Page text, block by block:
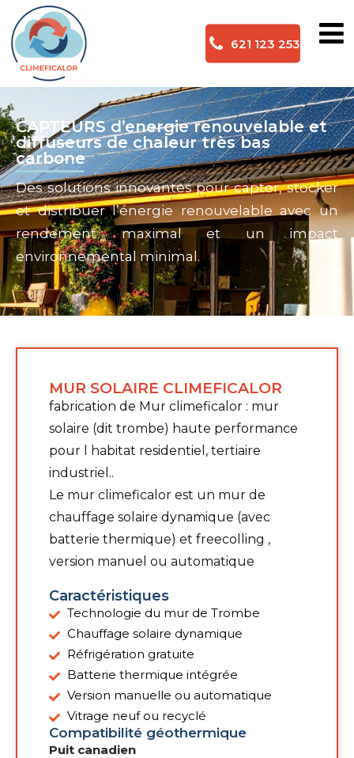
621 123 253
CAPTEURS d’energie renouvelable et
diffuseurs de chaleur très bas
carbone
Des solutions innovantes pour capter, stocker
et distribuer l’énergie renouvelable avec un
rendement maximal et un impact
environnemental minimal.
MUR SOLAIRE CLIMEFICALOR
fabrication de Mur climeficalor : mur
solaire (dit trombe) haute performance
pour l habitat residentiel, tertiaire
industriel..
Le mur climeficalor est un mur de
chauffage solaire dynamique (avec
batterie thermique) et freecolling ,
version manuel ou automatique
Caractéristiques
Technologie du mur de Trombe
Chauffage solaire dynamique
Réfrigération gratuite
Batterie thermique intégrée
Version manuelle ou automatique
Vitrage neuf ou recyclé
Compatibilité géothermique
Puit canadien